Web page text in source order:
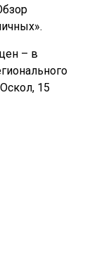
– в
15